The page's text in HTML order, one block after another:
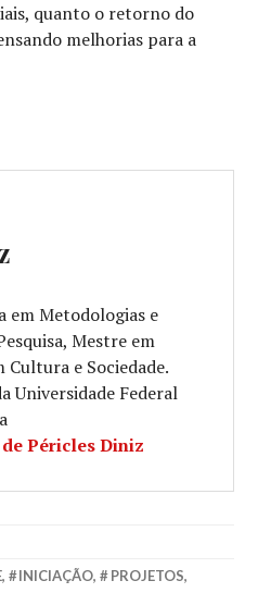
quanto o retorno do
melhorias para a
em Metodologias e
Mestre em
Cultura e Sociedade.
Universidade Federal
Péricles Diniz
, INICIAÇÃO, PROJETOS,